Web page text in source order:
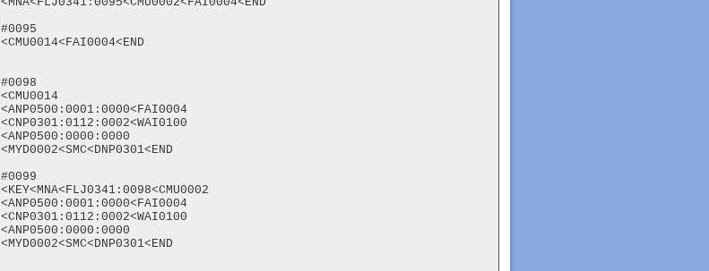
#0095
<CMU0014<FAI0004<END
#0098
<CMU0014
<ANP0500:0001:0000<FAI0004
<CNP0301:0112:0002<WAI0100
<ANP0500:0000:0000
<MYD0002<SMC<DNP0301<END
#0099
<KEY<MNA<FLJ0341:0098<CMU0002
<ANP0500:0001:0000<FAI0004
<CNP0301:0112:0002<WAI0100
<ANP0500:0000:0000
<MYD0002<SMC<DNP0301<END